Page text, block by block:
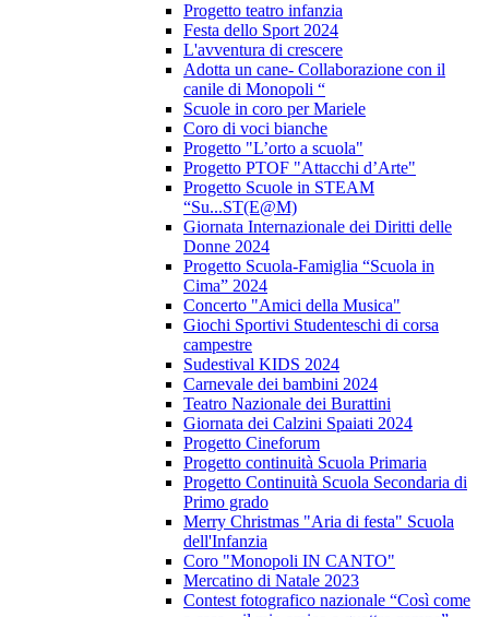
Progetto teatro infanzia
Festa dello Sport 2024
L'avventura di crescere
Adotta un cane- Collaborazione con il
canile di Monopoli “
Scuole in coro per Mariele
Coro di voci bianche
Progetto "L’orto a scuola"
Progetto PTOF "Attacchi d’Arte"
Progetto Scuole in STEAM
“Su...ST(E@M)
Giornata Internazionale dei Diritti delle
Donne 2024
Progetto Scuola-Famiglia “Scuola in
Cima” 2024
Concerto "Amici della Musica"
Giochi Sportivi Studenteschi di corsa
campestre
Sudestival KIDS 2024
Carnevale dei bambini 2024
Teatro Nazionale dei Burattini
Giornata dei Calzini Spaiati 2024
Progetto Cineforum
Progetto continuità Scuola Primaria
Progetto Continuità Scuola Secondaria di
Primo grado
Merry Christmas "Aria di festa" Scuola
dell'Infanzia
Coro "Monopoli IN CANTO"
Mercatino di Natale 2023
Contest fotografico nazionale “Così come